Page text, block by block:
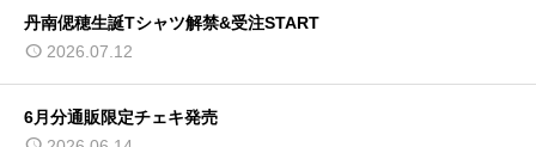
丹南偲穂生誕Tシャツ解禁&受注START
2026.07.12
6月分通販限定チェキ発売